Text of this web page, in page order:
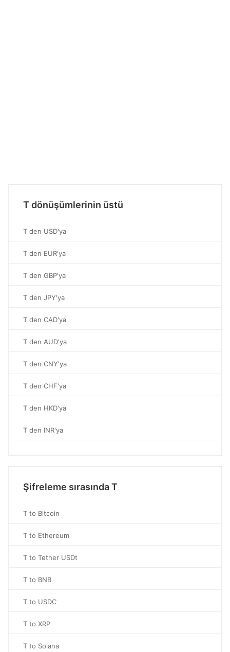
T dönüşümlerinin üstü
T den USD'ya
T den EUR'ya
T den GBP'ya
T den JPY'ya
T den CAD'ya
T den AUD'ya
T den CNY'ya
T den CHF'ya
T den HKD'ya
T den INR'ya
Şifreleme sırasında T
T to Bitcoin
T to Ethereum
T to Tether USDt
T to BNB
T to USDC
T to XRP
T to Solana